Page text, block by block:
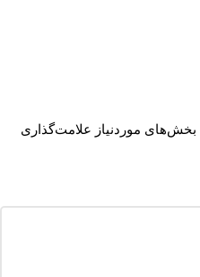
بخش‌های موردنیاز علامت‌گذاری